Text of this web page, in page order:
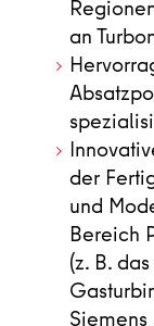
an
der
und
Bereich
(z. B.